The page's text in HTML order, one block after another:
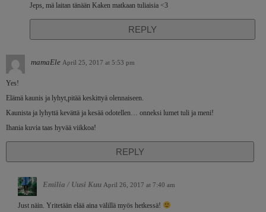
Jeps, mä laitan tänään Kaken matkaan tuliaisia <3
REPLY
mamaEle April 25, 2017 at 5:53 pm
Yes!
Elämä kaunis ja lyhyt,pitää keskittyä olennaiseen.
Kaunista ja lyhyttä kevättä ja kesää odotellen… onneksi lumet tuli ja meni!
Ihania kuvia taas hyvää viikkoa!
REPLY
Emilia / Uusi Kuu April 26, 2017 at 7:40 am
Just näin. Yritetään elää aina välillä myös hetkessä!